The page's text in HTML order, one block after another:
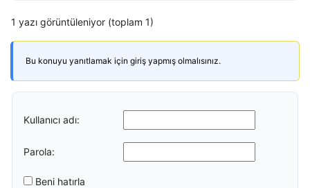
1 yazı görüntüleniyor (toplam 1)
Bu konuyu yanıtlamak için giriş yapmış olmalısınız.
Kullanıcı adı:
Parola:
Beni hatırla